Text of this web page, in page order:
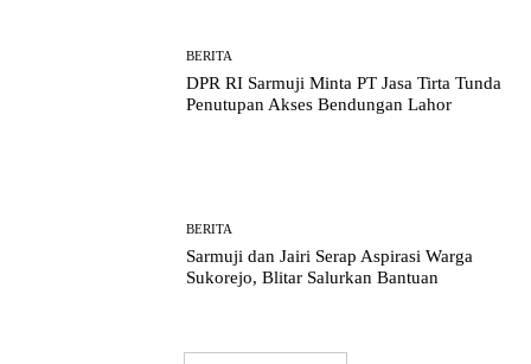
BERITA
DPR RI Sarmuji Minta PT Jasa Tirta Tunda
Penutupan Akses Bendungan Lahor
BERITA
Sarmuji dan Jairi Serap Aspirasi Warga
Sukorejo, Blitar Salurkan Bantuan